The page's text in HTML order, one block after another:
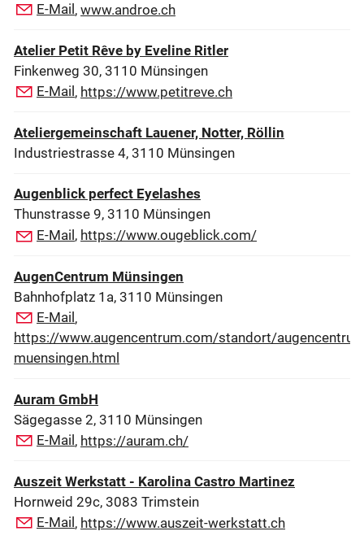
E-Mail , www.androe.ch
Atelier Petit Rêve by Eveline Ritler
Finkenweg 30, 3110 Münsingen
E-Mail , https://www.petitreve.ch
Ateliergemeinschaft Lauener, Notter, Röllin
Industriestrasse 4, 3110 Münsingen
Augenblick perfect Eyelashes
Thunstrasse 9, 3110 Münsingen
E-Mail, https://www.ougeblick.com/
AugenCentrum Münsingen
Bahnhofplatz 1a, 3110 Münsingen
E-Mail ,
https://www.augencentrum.com/standort/
muensingen.html
Auram GmbH
Sägegasse 2, 3110 Münsingen
E-Mail , https://auram.ch/
Auszeit Werkstatt - Karolina Castro Martinez
Hornweid 29c, 3083 Trimstein
E-Mail , https://www.auszeit-werkstatt.ch